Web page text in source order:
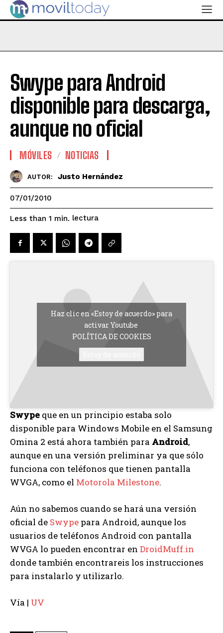
Swype para Android
disponible para descarga,
aunque no oficial
MÓVILES NOTICIAS
AUTOR: Justo Hernández
07/01/2010
Less than 1 min. lectura
Haz clic en «Estoy de acuerdo» para
activar Youtube
POLÍTICA DE COOKIES
Swype que en un principio estaba solo
disponible para Windows Mobile en el Samsung
Omina 2 está ahora también para Android,
aunque en una versión preliminar ya que sólo
funciona con teléfonos que tienen pantalla
WVGA, como el Motorola Milestone.
Aún no sabemos cuando se hará una versión
oficial de Swype para Android, aunque los
usuarios de teléfonos Android con pantalla
WVGA lo pueden encontrar en DroidMuff.in
donde también encontrareis los instrucciones
para instalarlo y utilizarlo.
Vía | UV